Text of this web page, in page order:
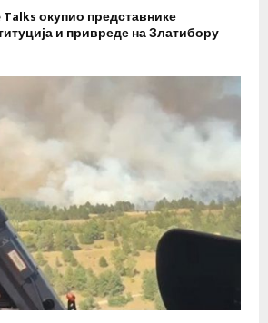
окупио представнике
и привреде на Златибору